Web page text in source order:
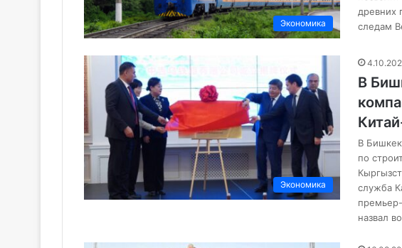
Экономика
древних
следам
Экономика
В
В
по
служба
назвал